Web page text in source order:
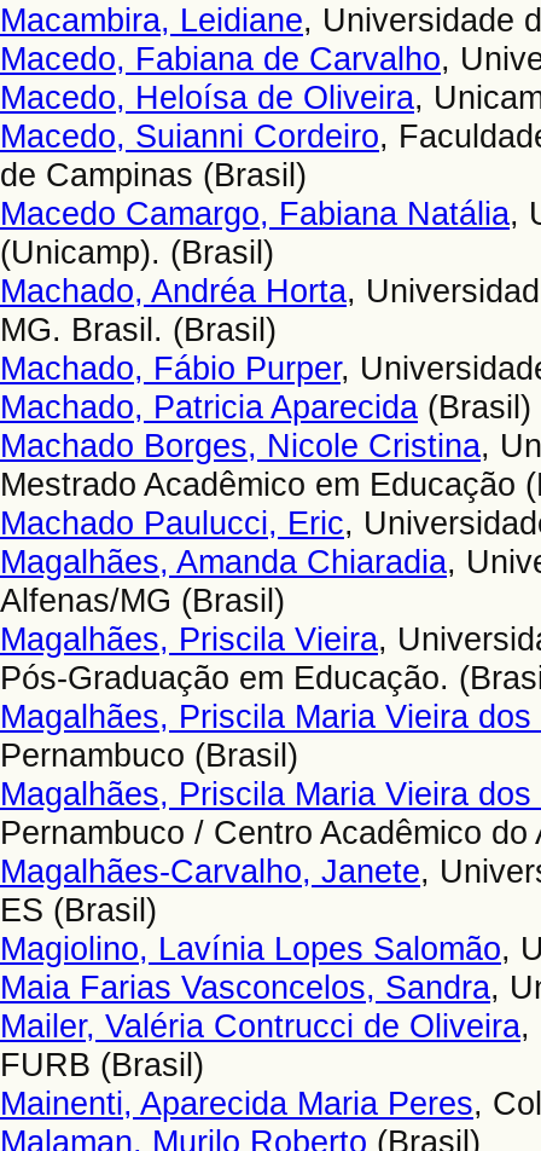
Macambira, Leidiane, Universidade
Macedo, Fabiana de Carvalho,
Macedo, Heloísa de Oliveira,
Macedo, Suianni Cordeiro,
de Campinas (Brasil)
Macedo Camargo, Fabiana Natália,
(Unicamp). (Brasil)
Machado, Andréa Horta,
MG. Brasil. (Brasil)
Machado, Fábio Purper,
Machado, Patricia Aparecida (Brasil)
Machado Borges, Nicole Cristina,
Mestrado Acadêmico em Educação
Machado Paulucci, Eric,
Magalhães, Amanda Chiaradia,
Alfenas/MG (Brasil)
Magalhães, Priscila Vieira,
Pós-Graduação em Educação.
Magalhães, Priscila Maria Vieira
Pernambuco (Brasil)
Magalhães, Priscila Maria Vieira
Pernambuco / Centro Acadêmico
Magalhães-Carvalho, Janete,
ES (Brasil)
Magiolino, Lavínia Lopes Salomão,
Maia Farias Vasconcelos, Sandra,
Mailer, Valéria Contrucci de Oliveira,
FURB (Brasil)
Mainenti, Aparecida Maria Peres,
Malaman, Murilo Roberto (Brasil)